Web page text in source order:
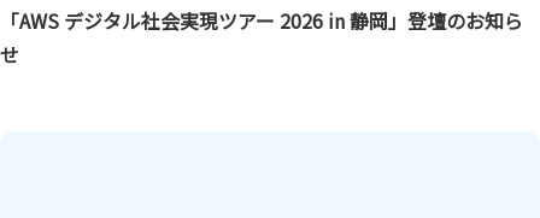
「AWS デジタル社会実現ツアー 2026 in 静岡」登壇のお知ら
せ